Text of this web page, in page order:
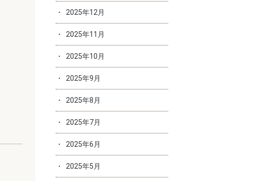
2025年12月
2025年11月
2025年10月
2025年9月
2025年8月
2025年7月
2025年6月
2025年5月